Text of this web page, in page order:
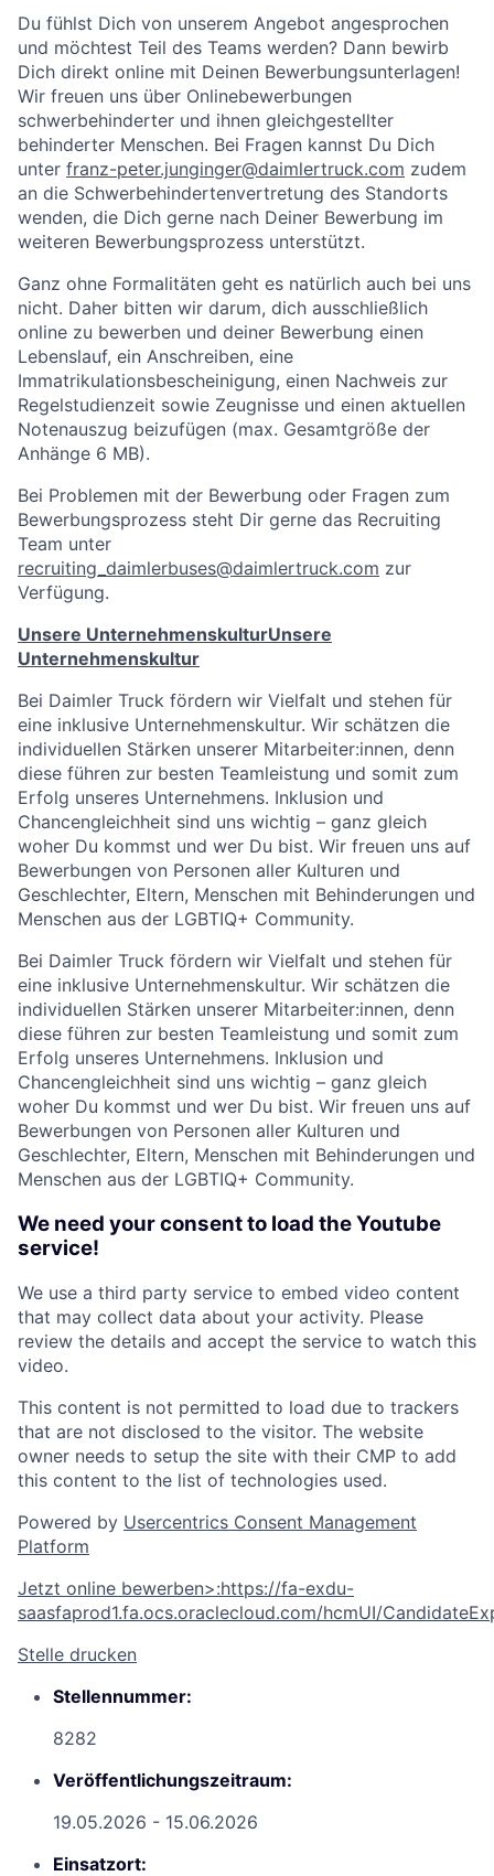
Du fühlst Dich von unserem Angebot angesprochen
und möchtest Teil des Teams werden? Dann bewirb
Dich direkt online mit Deinen Bewerbungsunterlagen!
Wir freuen uns über Onlinebewerbungen
schwerbehinderter und ihnen gleichgestellter
behinderter Menschen. Bei Fragen kannst Du Dich
unter franz-peter.junginger@daimlertruck.com zudem
an die Schwerbehindertenvertretung des Standorts
wenden, die Dich gerne nach Deiner Bewerbung im
weiteren Bewerbungsprozess unterstützt.
Ganz ohne Formalitäten geht es natürlich auch bei uns
nicht. Daher bitten wir darum, dich ausschließlich
online zu bewerben und deiner Bewerbung einen
Lebenslauf, ein Anschreiben, eine
Immatrikulationsbescheinigung, einen Nachweis zur
Regelstudienzeit sowie Zeugnisse und einen aktuellen
Notenauszug beizufügen (max. Gesamtgröße der
Anhänge 6 MB).
Bei Problemen mit der Bewerbung oder Fragen zum
Bewerbungsprozess steht Dir gerne das Recruiting
Team unter
recruiting_daimlerbuses@daimlertruck.com zur
Verfügung.
Unsere UnternehmenskulturUnsere
Unternehmenskultur
Bei Daimler Truck fördern wir Vielfalt und stehen für
eine inklusive Unternehmenskultur. Wir schätzen die
individuellen Stärken unserer Mitarbeiter:innen, denn
diese führen zur besten Teamleistung und somit zum
Erfolg unseres Unternehmens. Inklusion und
Chancengleichheit sind uns wichtig – ganz gleich
woher Du kommst und wer Du bist. Wir freuen uns auf
Bewerbungen von Personen aller Kulturen und
Geschlechter, Eltern, Menschen mit Behinderungen und
Menschen aus der LGBTIQ+ Community.
Bei Daimler Truck fördern wir Vielfalt und stehen für
eine inklusive Unternehmenskultur. Wir schätzen die
individuellen Stärken unserer Mitarbeiter:innen, denn
diese führen zur besten Teamleistung und somit zum
Erfolg unseres Unternehmens. Inklusion und
Chancengleichheit sind uns wichtig – ganz gleich
woher Du kommst und wer Du bist. Wir freuen uns auf
Bewerbungen von Personen aller Kulturen und
Geschlechter, Eltern, Menschen mit Behinderungen und
Menschen aus der LGBTIQ+ Community.
We need your consent to load the Youtube
service!
We use a third party service to embed video content
that may collect data about your activity. Please
review the details and accept the service to watch this
video.
This content is not permitted to load due to trackers
that are not disclosed to the visitor. The website
owner needs to setup the site with their CMP to add
this content to the list of technologies used.
Powered by Usercentrics Consent Management
Platform
Jetzt online bewerben>:https://fa-exdu-
saasfaprod1.fa.ocs.oraclecloud.com/hcmUI/
Stelle drucken
Stellennummer:
8282
Veröffentlichungszeitraum:
19.05.2026 - 15.06.2026
Einsatzort: